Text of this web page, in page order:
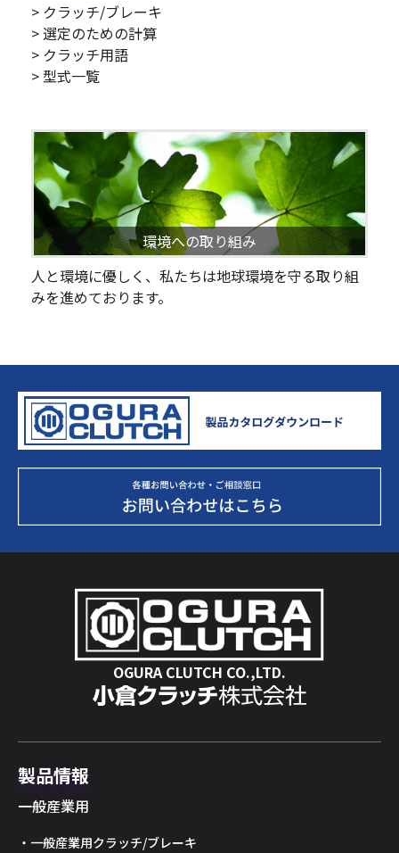
> クラッチ/ブレーキ
> 選定のための計算
> クラッチ用語
> 型式一覧
環境への取り組み
人と環境に優しく、私たちは地球環境を守る取り組
みを進めております。
OGURA CLUTCH CO.,LTD.
製品情報
一般産業用
一般産業用クラッチ/ブレーキ